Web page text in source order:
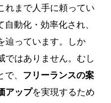
れまで人手に頼ってい
動化・効率化され、
辿っています。しか
ではありません。むし
、 フリーランスの案
アップを実現するため